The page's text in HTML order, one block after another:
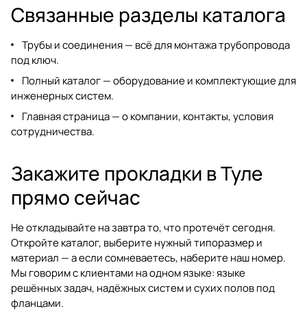
Связанные разделы каталога
Трубы и соединения— всё для монтажа трубопровода
под ключ.
Полный каталог— оборудование и комплектующие для
инженерных систем.
Главная страница— о компании, контакты, условия
сотрудничества.
Закажите прокладки в Туле
прямо сейчас
Не откладывайте на завтра то, что протечёт сегодня.
Откройте каталог, выберите нужный типоразмер и
материал — а если сомневаетесь, наберите наш номер.
Мы говорим с клиентами на одном языке: языке
решённых задач, надёжных систем и сухих полов под
фланцами.